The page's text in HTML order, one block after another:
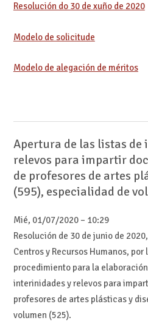
Resolución do 30 de xuño de 2020
Modelo de solicitude
Modelo de alegación de méritos
Apertura de las listas de
relevos para impartir
de profesores de artes
(595), especialidad de
Mié, 01/07/2020 – 10:29
Resolución de 30 de junio de
Centros y Recursos Humanos, por
procedimiento para la
interinidades y relevos para
profesores de artes plásticas y
volumen (525).